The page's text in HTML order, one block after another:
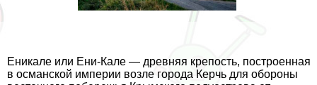
Еникале или Ени-Кале — древняя крепость, построенная
в османской империи возле города Керчь для обороны